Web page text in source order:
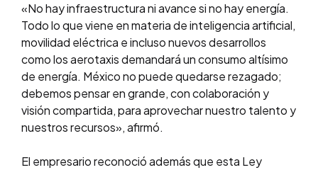
«No hay infraestructura ni avance si no hay energía.
Todo lo que viene en materia de inteligencia artificial,
movilidad eléctrica e incluso nuevos desarrollos
como los aerotaxis demandará un consumo altísimo
de energía. México no puede quedarse rezagado;
debemos pensar en grande, con colaboración y
visión compartida, para aprovechar nuestro talento y
nuestros recursos», afirmó.
El empresario reconoció además que esta Ley